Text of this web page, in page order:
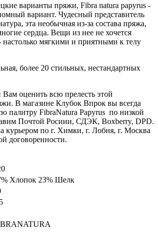
варианты пряжи, Fibra natura papyrus -
вариант. Чудесный представитель
эта необычная из-за состава пряжа,
сердца. Вещи из нее не хочется
настолько мягкими и приятными к телу
более 20 стильных, нестандартных
оценить всю прелесть этой
В магазине Клубок Впрок вы всегда
палитру FibraNatura Papyrus по низкой
Почтой Росиии, СДЭК, Boxberry, DPD.
курьером по г. Химки, г. Лобня, г. Москва
договоренности.
Хлопок 23% Шелк